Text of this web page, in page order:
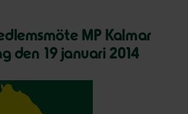
MP Kalmar
den 19 januari 2014